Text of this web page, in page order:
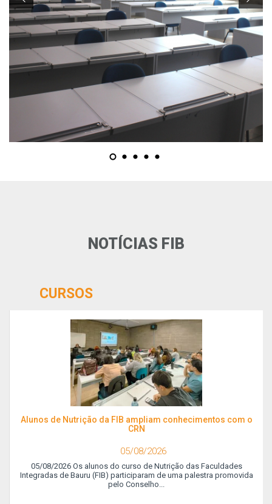
NOTÍCIAS FIB
CURSOS
Alunos de Nutrição da FIB ampliam conhecimentos com o
CRN
05/08/2026
05/08/2026 Os alunos do curso de Nutrição das Faculdades
Integradas de Bauru (FIB) participaram de uma palestra promovida
pelo Conselho...